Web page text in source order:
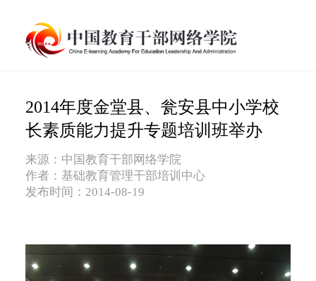
2014年度金堂县、瓮安县中小学校
长素质能力提升专题培训班举办
来源：中国教育干部网络学院
作者：基础教育管理干部培训中心
发布时间：2014-08-19